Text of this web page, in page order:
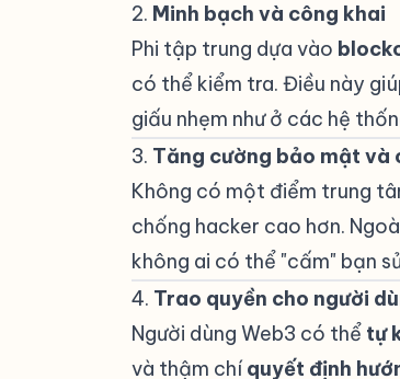
2. Minh bạch và công khai
Phi tập trung dựa vào
có thể kiểm tra. Điều này
giấu nhẹm như ở các hệ
3. Tăng cường bảo mật và
Không có một điểm trung
chống hacker cao hơn.
không ai có thể "cấm" bạn
4. Trao quyền cho người
Người dùng Web3 có thể tự
và thậm chíquyết định